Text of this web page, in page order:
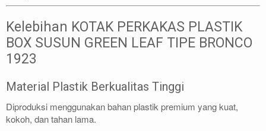
Kelebihan KOTAK PERKAKAS PLASTIK
BOX SUSUN GREEN LEAF TIPE BRONCO
1923
Material Plastik Berkualitas Tinggi
Diproduksi menggunakan bahan plastik premium yang kuat,
kokoh, dan tahan lama.